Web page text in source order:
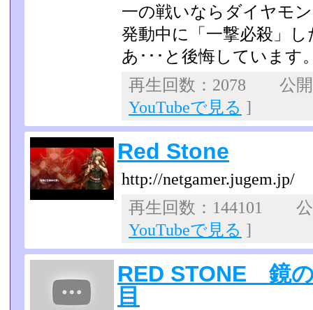
一の戦いならダイヤモ
発動中に「一撃必殺」
あ･･･と後悔しています­
再生回数：2078 公
YouTubeで見る ]
Red Stone
http://netgamer.jugem.jp/
再生回数：144101
YouTubeで見る ]
RED STONE 鏡
目